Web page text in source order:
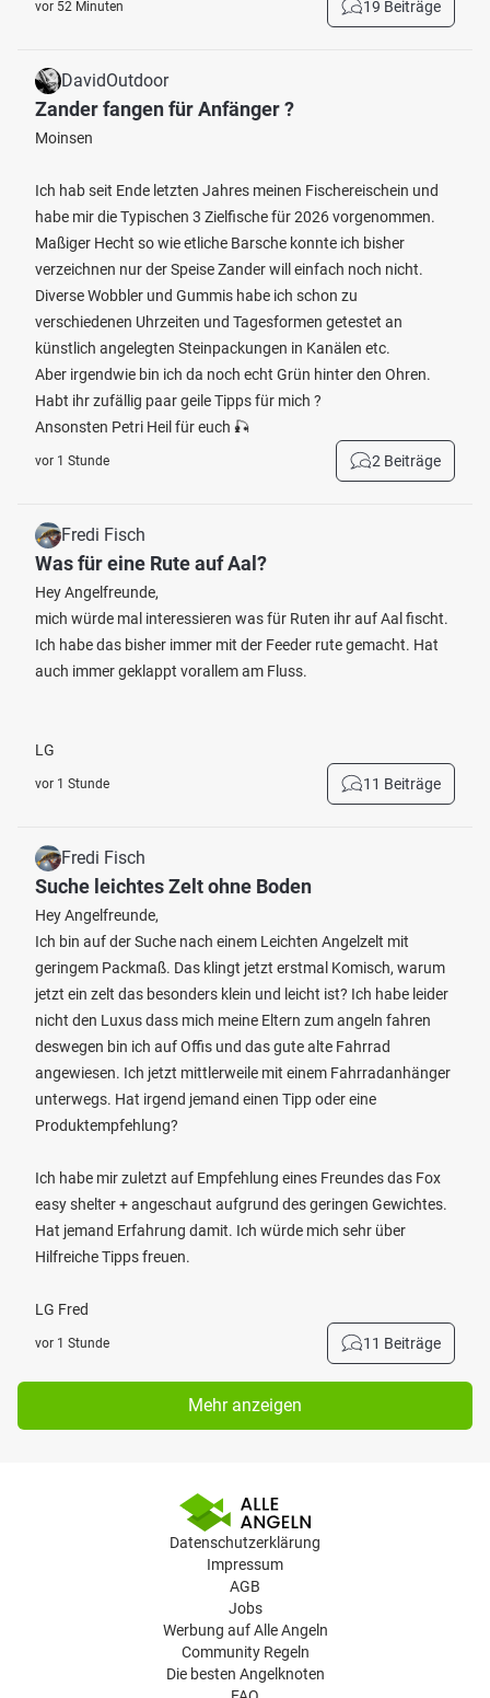
vor 52 Minuten 19 Beiträge
DavidOutdoor
Zander fangen für Anfänger ?
Moinsen
Ich hab seit Ende letzten Jahres meinen Fischereischein und
habe mir die Typischen 3 Zielfische für 2026 vorgenommen.
Maßiger Hecht so wie etliche Barsche konnte ich bisher
verzeichnen nur der Speise Zander will einfach noch nicht.
Diverse Wobbler und Gummis habe ich schon zu
verschiedenen Uhrzeiten und Tagesformen getestet an
künstlich angelegten Steinpackungen in Kanälen etc.
Aber irgendwie bin ich da noch echt Grün hinter den Ohren.
Habt ihr zufällig paar geile Tipps für mich ?
Ansonsten Petri Heil für euch 🎣
vor 1 Stunde 2 Beiträge
Fredi Fisch
Was für eine Rute auf Aal?
Hey Angelfreunde,
mich würde mal interessieren was für Ruten ihr auf Aal fischt.
Ich habe das bisher immer mit der Feeder rute gemacht. Hat
auch immer geklappt vorallem am Fluss.
LG
vor 1 Stunde 11 Beiträge
Fredi Fisch
Suche leichtes Zelt ohne Boden
Hey Angelfreunde,
Ich bin auf der Suche nach einem Leichten Angelzelt mit
geringem Packmaß. Das klingt jetzt erstmal Komisch, warum
jetzt ein zelt das besonders klein und leicht ist? Ich habe leider
nicht den Luxus dass mich meine Eltern zum angeln fahren
deswegen bin ich auf Offis und das gute alte Fahrrad
angewiesen. Ich jetzt mittlerweile mit einem Fahrradanhänger
unterwegs. Hat irgend jemand einen Tipp oder eine
Produktempfehlung?
Ich habe mir zuletzt auf Empfehlung eines Freundes das Fox
easy shelter + angeschaut aufgrund des geringen Gewichtes.
Hat jemand Erfahrung damit. Ich würde mich sehr über
Hilfreiche Tipps freuen.
LG Fred
vor 1 Stunde 11 Beiträge
Mehr anzeigen
Datenschutzerklärung
Impressum
AGB
Jobs
Werbung auf Alle Angeln
Community Regeln
Die besten Angelknoten